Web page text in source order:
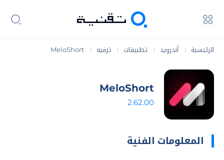
الرئيسية | أندرويد | تطبيقات | ترفيه |
MeloShort
MeloShort
2.62.00
المعلومات الفنية